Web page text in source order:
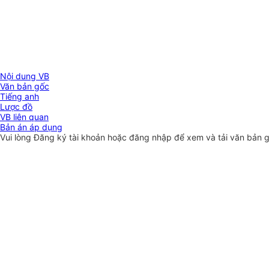
Nội dung VB
Văn bản gốc
Tiếng anh
Lược đồ
VB liên quan
Bản án áp dụng
Vui lòngĐăng ký tài khoản hoặc đăng nhập để xem và tải văn bản